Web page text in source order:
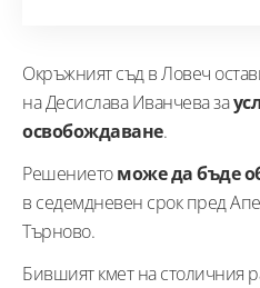
Окръжният съд в Ловеч
на Десислава Иванчева за
освобождаване.
Решениетоможе да бъде
в седемдневен срок пред
Търново.
Бившият кмет на столичния